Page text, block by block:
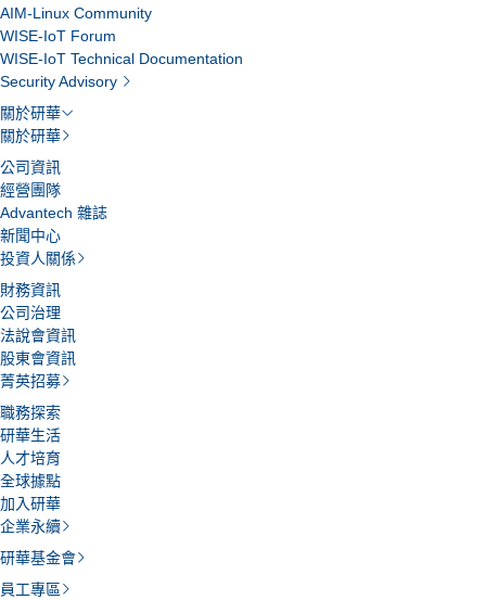
AIM-Linux Community
WISE-IoT Forum
WISE-IoT Technical Documentation
Security Advisory
關於研華
關於研華
公司資訊
經營團隊
Advantech 雜誌
新聞中心
投資人關係
財務資訊
公司治理
法說會資訊
股東會資訊
菁英招募
職務探索
研華生活
人才培育
全球據點
加入研華
企業永續
研華基金會
員工專區